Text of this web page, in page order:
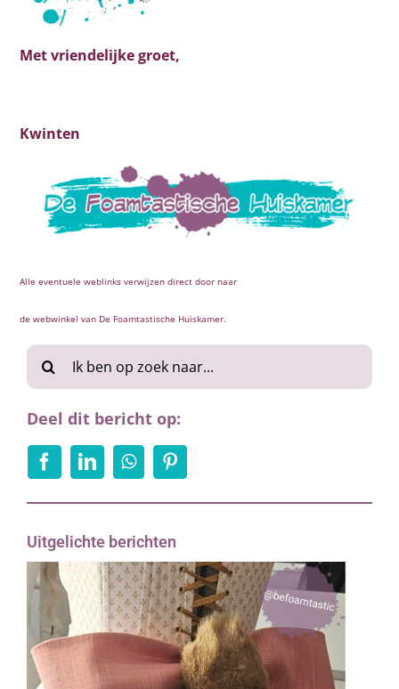
Met vriendelijke groet,
Kwinten
Alle eventuele weblinks verwijzen direct door naar
de webwinkel van De Foamtastische Huiskamer.
Zoeken
naar:
Deel dit bericht op:
Uitgelichte berichten